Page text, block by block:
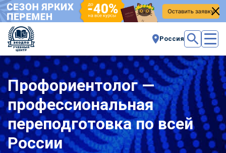
Россия
Профориентолог —
профессиональная
переподготовка по всей
России